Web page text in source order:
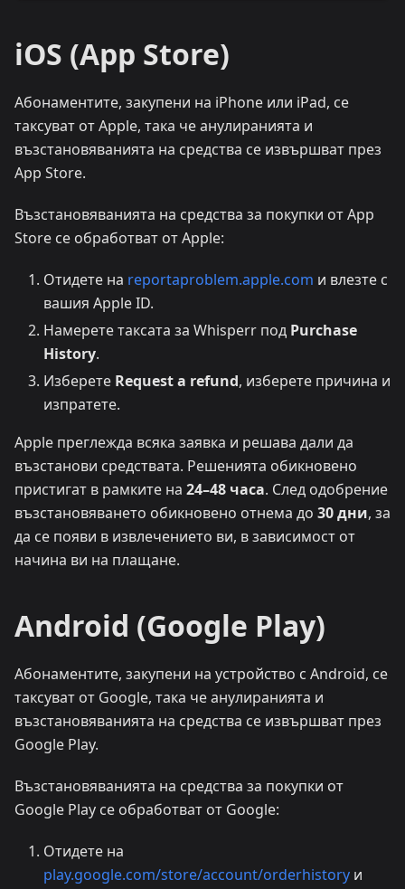
iOS (App Store)
Абонаментите, закупени на iPhone или iPad, се
таксуват от Apple, така че анулиранията и
възстановяванията на средства се извършват през
App Store.
Възстановяванията на средства за покупки от App
Store се обработват от Apple:
Отидете на reportaproblem.apple.com и влезте с
вашия Apple ID.
Намерете таксата за Whisperr под Purchase
History.
Изберете Request a refund, изберете причина и
изпратете.
Apple преглежда всяка заявка и решава дали да
възстанови средствата. Решенията обикновено
пристигат в рамките на 24–48 часа. След одобрение
възстановяването обикновено отнема до 30 дни, за
да се появи в извлечението ви, в зависимост от
начина ви на плащане.
Android (Google Play)
Абонаментите, закупени на устройство с Android, се
таксуват от Google, така че анулиранията и
възстановяванията на средства се извършват през
Google Play.
Възстановяванията на средства за покупки от
Google Play се обработват от Google:
Отидете на
play.google.com/store/account/orderhistory и